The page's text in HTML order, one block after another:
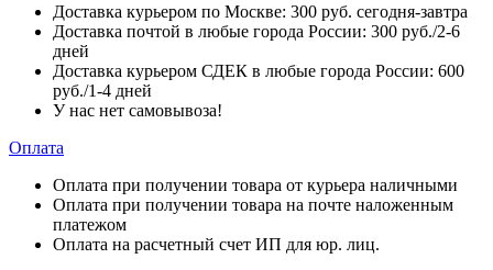
Доставка курьером по Москве: 300 руб. сегодня-завтра
Доставка почтой в любые города России: 300 руб./2-6
дней
Доставка курьером СДЕК в любые города России: 600
руб./1-4 дней
У нас нет самовывоза!
Оплата
Оплата при получении товара от курьера наличными
Оплата при получении товара на почте наложенным
платежом
Оплата на расчетный счет ИП для юр. лиц.